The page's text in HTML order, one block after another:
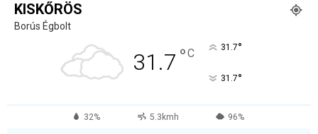
KISKŐRÖS
Borús Égbolt
31.7 °C 31.7°
31.7°
32% 5.3kmh 96%